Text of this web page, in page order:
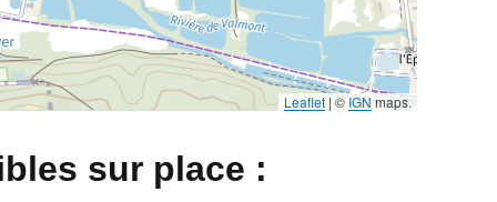
Leaflet | © IGN maps.
sur place :